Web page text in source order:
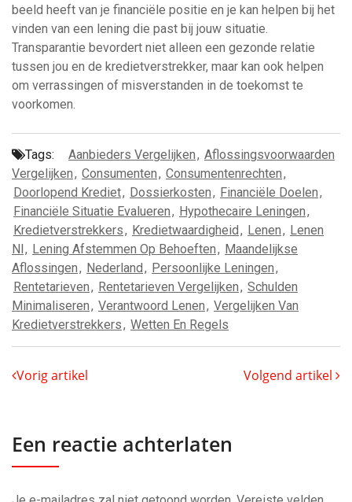
beeld heeft van je financiële positie en je kan helpen bij het
vinden van een lening die past bij jouw situatie.
Transparantie bevordert niet alleen een gezonde relatie
tussen jou en de kredietverstrekker, maar kan ook helpen
om verrassingen of misverstanden in de toekomst te
voorkomen.
Tags: Aanbieders Vergelijken, Aflossingsvoorwaarden
Vergelijken, Consumenten, Consumentenrechten,
Doorlopend Krediet, Dossierkosten, Financiële Doelen,
Financiële Situatie Evalueren, Hypothecaire Leningen,
Kredietverstrekkers, Kredietwaardigheid, Lenen, Lenen
Nl, Lening Afstemmen Op Behoeften, Maandelijkse
Aflossingen, Nederland, Persoonlijke Leningen,
Rentetarieven, Rentetarieven Vergelijken, Schulden
Minimaliseren, Verantwoord Lenen, Vergelijken Van
Kredietverstrekkers, Wetten En Regels
Vorig artikel Volgend artikel
Een reactie achterlaten